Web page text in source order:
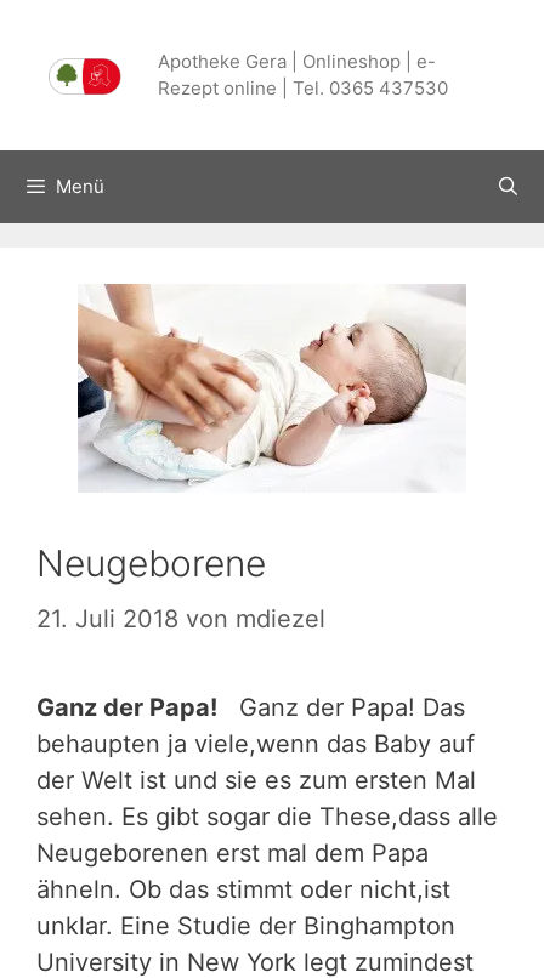
Inhalt
springen
Apotheke Gera | Onlineshop | e-
Rezept online | Tel. 0365 437530
Menü
Neugeborene
21. Juli 2018 von mdiezel
Ganz der Papa! Ganz der Papa! Das
behaupten ja viele,wenn das Baby auf
der Welt ist und sie es zum ersten Mal
sehen. Es gibt sogar die These,dass alle
Neugeborenen erst mal dem Papa
ähneln. Ob das stimmt oder nicht,ist
unklar. Eine Studie der Binghampton
University in New York legt zumindest